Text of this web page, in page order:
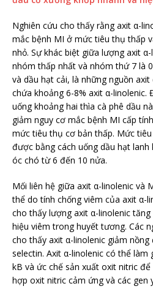
Nghiên cứu cho thấy rằng axit α-
mắc bệnh MI ở mức tiêu thụ thấp
nhỏ. Sự khác biệt giữa lượng axit
nhóm thấp nhất và nhóm thứ 7 là
và dầu hạt cải, là những nguồn
chứa khoảng 6-8% axit α-linolenic.
uống khoảng hai thìa cà phê dầu
giảm nguy cơ mắc bệnh MI cấp
mức tiêu thụ cơ bản thấp. Mức
được bằng cách uống dầu hạt
óc chó từ 6 đến 10 nửa.
Mối liên hệ giữa axit α-linolenic và
thể do tính chống viêm của axit α-
cho thấy lượng axit α-linolenic
hiệu viêm trong huyết tương. Các
cho thấy axit α-linolenic giảm nồng
selectin. Axit α-linolenic có thể làm
kB và ức chế sản xuất oxit nitric
hợp oxit nitric cảm ứng và các gen